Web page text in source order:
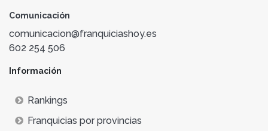
Comunicación
comunicacion@franquiciashoy.es
602 254 506
Información
Rankings
Franquicias por provincias